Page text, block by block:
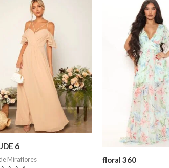
6
Miraflores floral 360